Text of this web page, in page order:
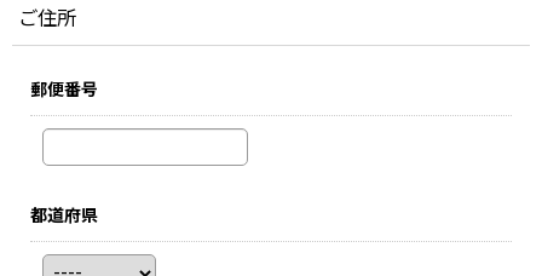
ご住所
郵便番号
都道府県